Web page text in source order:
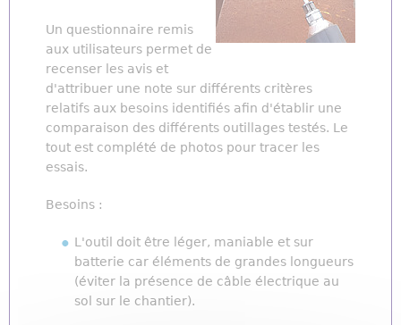
Un questionnaire remis
aux utilisateurs permet de
recenser les avis et
d'attribuer une note sur différents critères
relatifs aux besoins identifiés afin d'établir une
comparaison des différents outillages testés. Le
tout est complété de photos pour tracer les
essais.
Besoins :
L'outil doit être léger, maniable et sur
batterie car éléments de grandes longueurs
(éviter la présence de câble électrique au
sol sur le chantier).